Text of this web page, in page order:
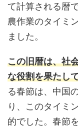
て計算される暦
農作業のタイミ
ました。
この旧暦は、社
な役割を果たし
る春節は、中国
り、このタイミ
的でした。春節